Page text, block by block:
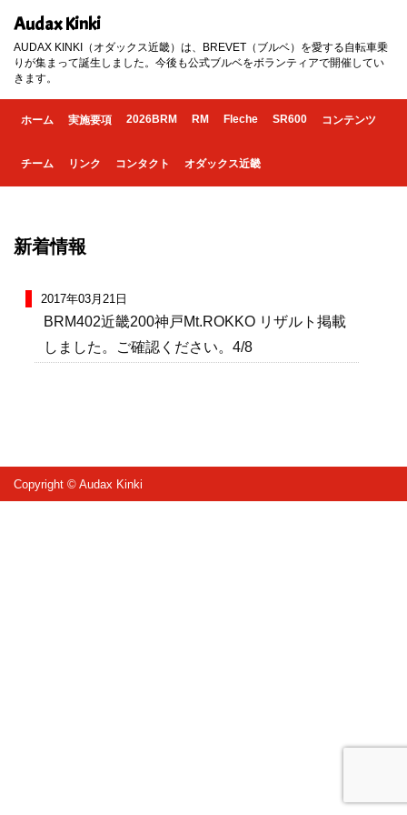
Audax Kinki
AUDAX KINKI（オダックス近畿）は、BREVET（ブルベ）を愛する自転車乗
りが集まって誕生しました。今後も公式ブルベをボランティアで開催してい
きます。
ホーム 実施要項 2026BRM RM Fleche SR600 コンテンツ
チーム リンク コンタクト オダックス近畿
新着情報
2017年03月21日
BRM402近畿200神戸Mt.ROKKO リザルト掲載
しました。ご確認ください。4/8
Copyright © Audax Kinki